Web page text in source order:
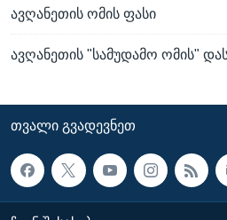
ავღანეთის ომის ფასი
ავღანეთის "სამუდამო ომის"
ᲗᲕᲐᲚᲘ ᲒᲕᲐᲓᲔᲕᲜᲔᲗ